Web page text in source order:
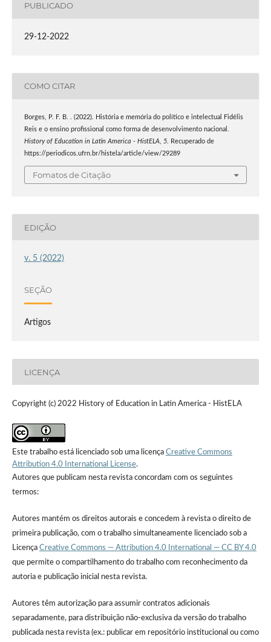
PUBLICADO
29-12-2022
COMO CITAR
Borges, P. F. B. . (2022). História e memória do político e intelectual Fidélis
Reis e o ensino profissional como forma de desenvolvimento nacional.
History of Education in Latin America - HistELA, 5. Recuperado de
https://periodicos.ufrn.br/histela/article/view/29289
Fomatos de Citação
EDIÇÃO
v. 5 (2022)
SEÇÃO
Artigos
LICENÇA
Copyright (c) 2022 History of Education in Latin America - HistELA
Este trabalho está licenciado sob uma licença Creative Commons
Attribution 4.0 International License.
Autores que publicam nesta revista concordam com os seguintes
termos:
Autores mantém os direitos autorais e concedem à revista o direito de
primeira publicação, com o trabalho simultaneamente licenciado sob a
Licença Creative Commons — Attribution 4.0 International — CC BY 4.0
que permite o compartilhamento do trabalho com reconhecimento da
autoria e publicação inicial nesta revista.
Autores têm autorização para assumir contratos adicionais
separadamente, para distribuição não-exclusiva da versão do trabalho
publicada nesta revista (ex.: publicar em repositório institucional ou como